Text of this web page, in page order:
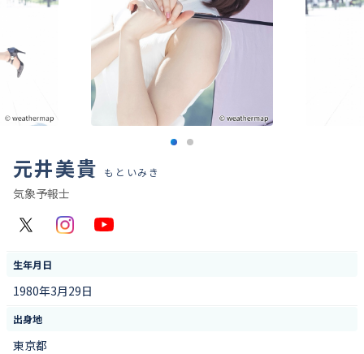
元井美貴 もといみき
気象予報士
InstagramYouTube
生年月日
1980年3月29日
出身地
東京都